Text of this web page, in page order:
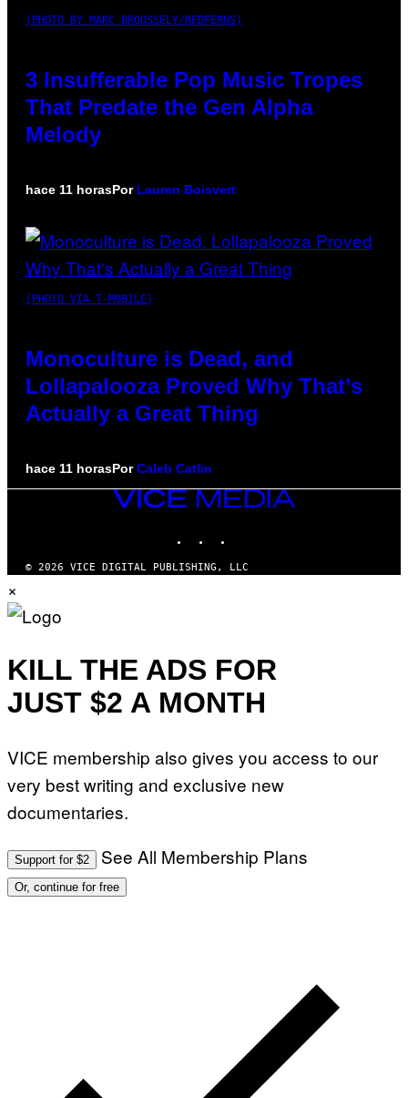
(PHOTO BY MARC BROUSSELY/REDFERNS)
3 Insufferable Pop Music Tropes
That Predate the Gen Alpha
Melody
hace 11 horasPor Lauren Boisvert
(PHOTO VIA T-MOBILE)
Monoculture is Dead, and
Lollapalooza Proved Why That’s
Actually a Great Thing
hace 11 horasPorCaleb Catlin
VICE
MEDIA
© 2026 VICE DIGITAL PUBLISHING, LLC
×
KILL THE ADS FOR
JUST $2 A MONTH
VICE membership also gives you access to our
very best writing and exclusive new
documentaries.
Support for $2 See All Membership Plans
Or, continue for free